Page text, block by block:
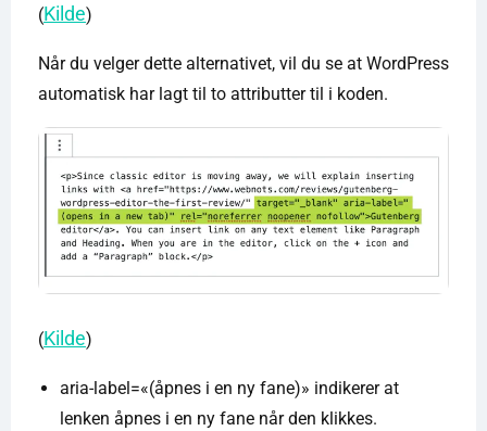
(Kilde)
Når du velger dette alternativet, vil du se at WordPress
automatisk har lagt til to attributter til i koden.
(Kilde)
aria-label=«(åpnes i en ny fane)» indikerer at
lenken åpnes i en ny fane når den klikkes.